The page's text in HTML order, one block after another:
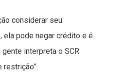
considerar seu
ela pode negar crédito e é
interpreta o SCR
restrição”.